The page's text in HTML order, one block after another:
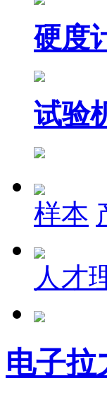
硬度
试验
样本
人才
电子拉